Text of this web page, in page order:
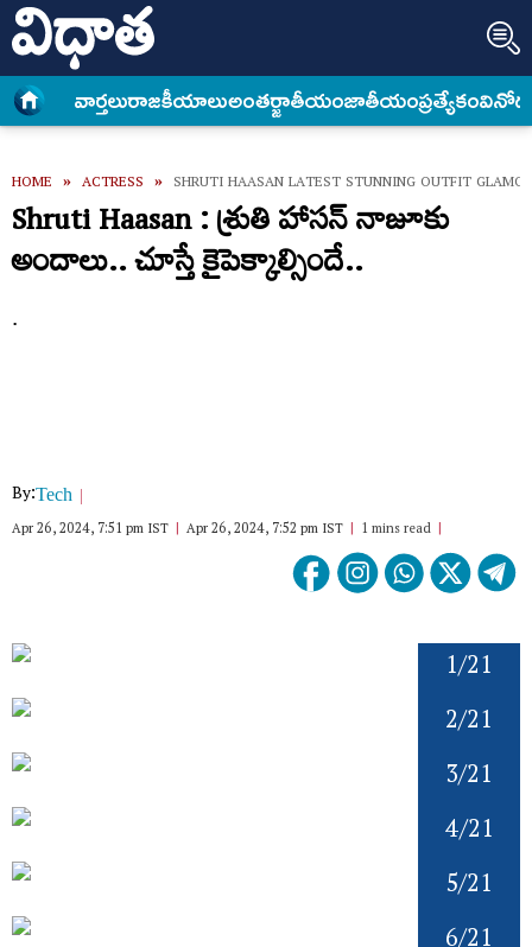
వార్త‌లురాజకీయాలుఅంత‌ర్జాతీయంజాతీయంప్రత్యేకం
HOME » ACTRESS » SHRUTI HAASAN LATEST STUNNING OUTFIT
Shruti Haasan : శ్రుతి హాసన్ నాజూకు
అందాలు.. చూస్తే కైపెక్కాల్సిందే..
.
By:Tech
Apr 26, 2024, 7:51 pm IST Apr 26, 2024, 7:52 pm IST 1 mins read
1/21
2/21
3/21
4/21
5/21